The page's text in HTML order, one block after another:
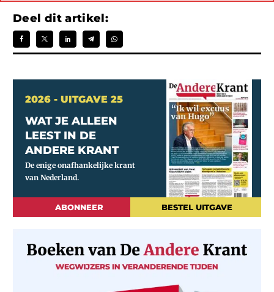
Deel dit artikel:
2026 - UITGAVE 25
WAT JE ALLEEN
LEEST IN DE
ANDERE KRANT
ABONNEER BESTEL UITGAVE